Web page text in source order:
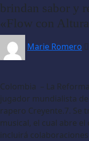
brindan sabor y
«Flow con
Marie Romero
Colombia – La
jugador mundialista
rapero Creyente.7. Se
musical, el cual abre
incluirá